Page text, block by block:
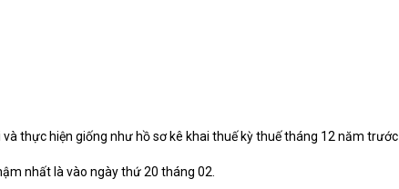
thực hiện giống như hồ sơ kê khai thuế kỳ thuế tháng 12 năm trước
nhất là vào ngày thứ 20 tháng 02.